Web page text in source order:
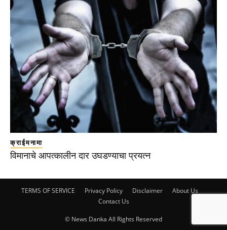
क्राईमनामा
विमानाचे आपत्कालीन दार उघडण्याचा प्रयत्न
TERMS OF SERVICE Privacy Policy Disclaimer
About Us
Contact Us
© News Danka All Rights Reserved